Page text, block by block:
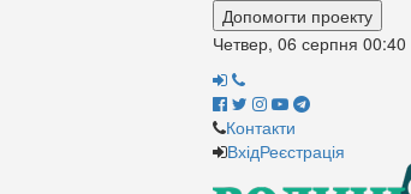
Допомогти проекту
Четвер, 06 серпня 00:40
Контакти
ВхідРеєстрація